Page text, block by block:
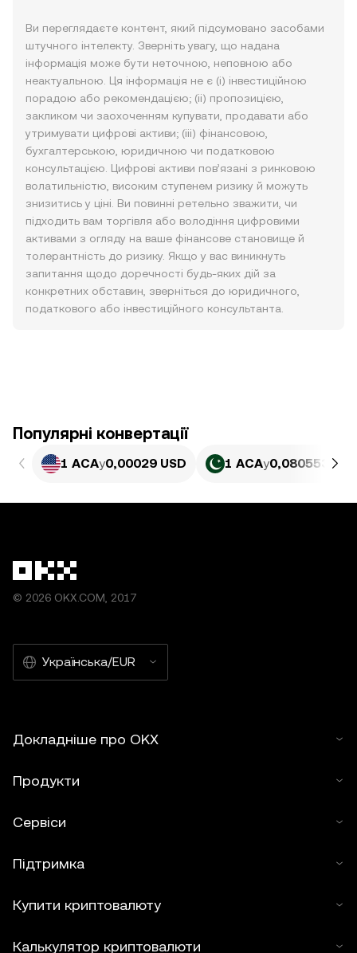
Ви переглядаєте контент, який підсумовано засобами
штучного інтелекту. Зверніть увагу, що надана
інформація може бути неточною, неповною або
неактуальною. Ця інформація не є (i) інвестиційною
порадою або рекомендацією; (ii) пропозицією,
закликом чи заохоченням купувати, продавати або
утримувати цифрові активи; (iii) фінансовою,
бухгалтерською, юридичною чи податковою
консультацією. Цифрові активи пов’язані з ринковою
волатильністю, високим ступенем ризику й можуть
знизитись у ціні. Ви повинні ретельно зважити, чи
підходить вам торгівля або володіння цифровими
активами з огляду на ваше фінансове становище й
толерантність до ризику. Якщо у вас виникнуть
запитання щодо доречності будь-яких дій за
конкретних обставин, зверніться до юридичного,
податкового або інвестиційного консультанта.
Популярні конвертації
1 ACAу0,00029 USD 1 ACAу0,080553 PKR
© 2026 OKX.COM, 2017
Українська/EUR
Докладніше про OKX
Продукти
Сервіси
Підтримка
Купити криптовалюту
Калькулятор криптовалюти